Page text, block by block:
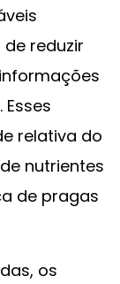
reduzir
relativa do
nutrientes
de pragas
os